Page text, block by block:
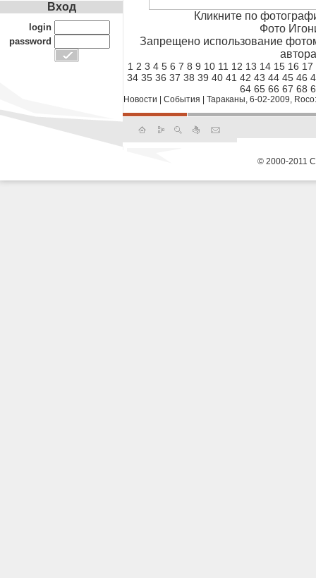
Кликните по
Фото
Запрещено использование
1 2 3 4 5 6 7 8 9 10 11 12 13 14 15 16 17
34 35 36 37 38 39 40 41 42 43 44 45 46
64 65 66 67 68
Новости События Тараканы, 6-02-2009,
Вход
login
password
© 2000-2011